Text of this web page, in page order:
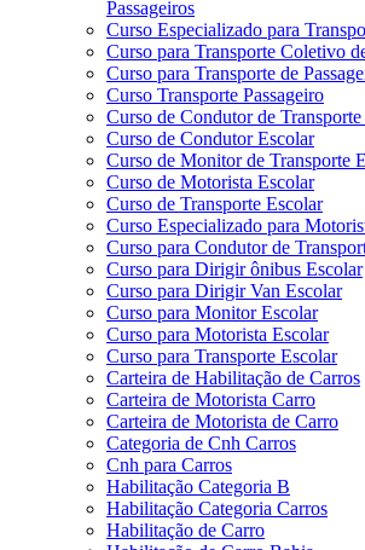
Passageiros
Curso Especializado para
Curso para Transporte Coletivo
Curso para Transporte de
Curso Transporte Passageiro
Curso de Condutor de
Curso de Condutor Escolar
Curso de Monitor de Transporte
Curso de Motorista Escolar
Curso de Transporte Escolar
Curso Especializado para
Curso para Condutor de
Curso para Dirigir ônibus Escolar
Curso para Dirigir Van Escolar
Curso para Monitor Escolar
Curso para Motorista Escolar
Curso para Transporte Escolar
Carteira de Habilitação de Carros
Carteira de Motorista Carro
Carteira de Motorista de Carro
Categoria de Cnh Carros
Cnh para Carros
Habilitação Categoria B
Habilitação Categoria Carros
Habilitação de Carro